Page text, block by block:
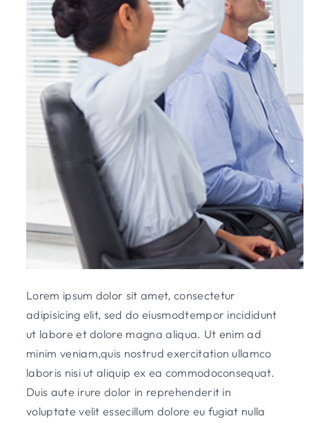
Lorem ipsum dolor sit amet, consectetur
adipisicing elit, sed do eiusmodtempor incididunt
ut labore et dolore magna aliqua. Ut enim ad
minim veniam,quis nostrud exercitation ullamco
laboris nisi ut aliquip ex ea commodoconsequat.
Duis aute irure dolor in reprehenderit in
voluptate velit essecillum dolore eu fugiat nulla